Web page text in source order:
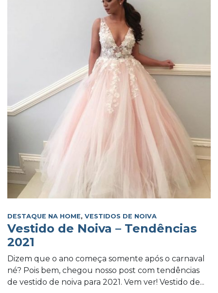
DESTAQUE NA HOME, VESTIDOS DE NOIVA
Vestido de Noiva – Tendências
2021
Dizem que o ano começa somente após o carnaval
né? Pois bem, chegou nosso post com tendências
de vestido de noiva para 2021. Vem ver! Vestido de...